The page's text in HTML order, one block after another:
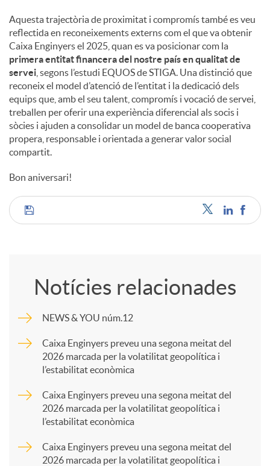
Aquesta trajectòria de proximitat i compromís també es veu
reflectida en reconeixements externs com el que va obtenir
Caixa Enginyers el 2025, quan es va posicionar com la
primera entitat financera del nostre país en qualitat de
servei , segons l’estudi EQUOS de STIGA. Una distinció que
reconeix el model d’atenció de l’entitat i la dedicació dels
equips que, amb el seu talent, compromís i vocació de servei,
treballen per oferir una experiència diferencial als socis i
sòcies i ajuden a consolidar un model de banca cooperativa
propera, responsable i orientada a generar valor social
compartit.
Bon aniversari!
C
p
Notícies relacionades
NEWS & YOU núm.12
Caixa Enginyers preveu una segona meitat del
2026 marcada per la volatilitat geopolítica i
l’estabilitat econòmica
Caixa Enginyers preveu una segona meitat del
2026 marcada per la volatilitat geopolítica i
l’estabilitat econòmica
Caixa Enginyers preveu una segona meitat del
2026 marcada per la volatilitat geopolítica i